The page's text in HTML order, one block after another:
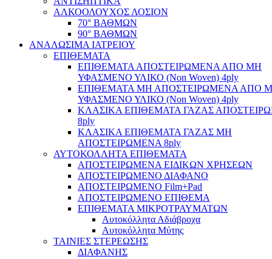
ΑΛΚΟΟΛΟΥΧΟΣ ΛΟΣΙΟΝ
70° ΒΑΘΜΩΝ
90° ΒΑΘΜΩΝ
ΑΝΑΛΩΣΙΜΑ ΙΑΤΡΕΙΟΥ
ΕΠΙΘΕΜΑΤΑ
ΕΠΙΘΕΜΑΤΑ ΑΠΟΣΤΕΙΡΩΜΕΝΑ ΑΠΟ ΜΗ
ΥΦΑΣΜΕΝΟ ΥΛΙΚΟ (Non Woven) 4ply
ΕΠΙΘΕΜΑΤΑ ΜΗ ΑΠΟΣΤΕΙΡΩΜΕΝΑ ΑΠΟ
ΥΦΑΣΜΕΝΟ ΥΛΙΚΟ (Non Woven) 4ply
ΚΛΑΣΙΚΑ ΕΠΙΘΕΜΑΤΑ ΓΑΖΑΣ
8ply
ΚΛΑΣΙΚΑ ΕΠΙΘΕΜΑΤΑ ΓΑΖΑΣ ΜΗ
ΑΠΟΣΤΕΙΡΩΜΕΝΑ 8ply
ΑΥΤΟΚΟΛΛΗΤΑ ΕΠΙΘΕΜΑΤΑ
ΑΠΟΣΤΕΙΡΩΜΕΝΑ ΕΙΔΙΚΩΝ ΧΡΗΣΕΩΝ
ΑΠΟΣΤΕΙΡΩΜΕΝΟ ΔΙΑΦΑΝΟ
ΑΠΟΣΤΕΙΡΩΜΕΝΟ Film+Pad
ΑΠΟΣΤΕΙΡΩΜΕΝΟ ΕΠΙΘΕΜΑ
ΕΠΙΘΕΜΑΤΑ ΜΙΚΡΟΤΡΑΥΜΑΤΩΝ
Αυτοκόλλητα Αδιάβροχα
Αυτοκόλλητα Μύτης
ΤΑΙΝΙΕΣ ΣΤΕΡΕΩΣΗΣ
ΔΙΑΦΑΝΗΣ